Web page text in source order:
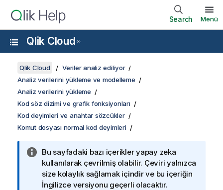
Search Menü
Qlik Cloud ®
Qlik Cloud
Veriler analiz ediliyor
Analiz verilerini yükleme ve modelleme
Analiz verilerini yükleme
Kod söz dizimi ve grafik fonksiyonları
Kod deyimleri ve anahtar sözcükler
Komut dosyası normal kod deyimleri
Bu sayfadaki bazı içerikler yapay zeka
kullanılarak çevrilmiş olabilir. Çeviri yalnızca
size kolaylık sağlamak içindir ve bu içeriğin
İngilizce versiyonu geçerli olacaktır.